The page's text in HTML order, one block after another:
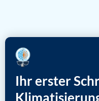
Ihr erster